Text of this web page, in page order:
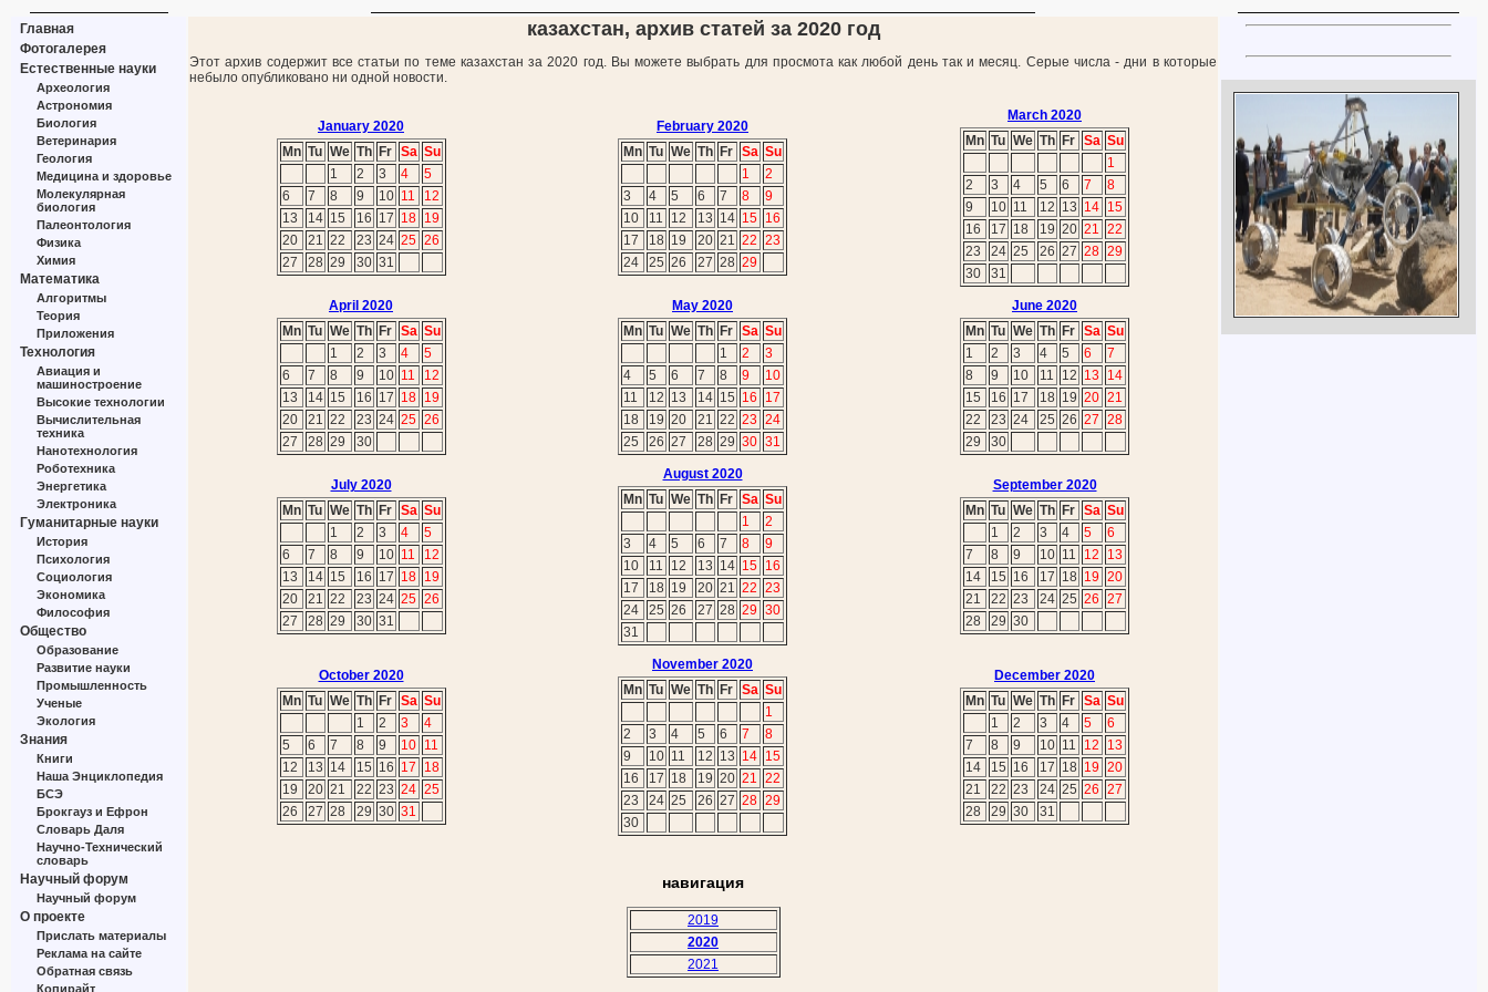
Главная
Фотогалерея
Естественные науки
Археология
Астрономия
Биология
Ветеринария
Геология
Медицина и здоровье
Молекулярная
биология
Палеонтология
Физика
Химия
Математика
Алгоритмы
Теория
Приложения
Технология
Авиация и
машиностроение
Высокие технологии
Вычислительная
техника
Нанотехнология
Роботехника
Энергетика
Электроника
Гуманитарные науки
История
Психология
Социология
Экономика
Философия
Общество
Образование
Развитие науки
Промышленность
Ученые
Экология
Знания
Книги
Наша Энциклопедия
БСЭ
Брокгауз и Ефрон
Словарь Даля
Научно-Технический
словарь
Научный форум
Научный форум
О проекте
Прислать материалы
Реклама на сайте
Обратная связь
Копирайт
казахстан, архив статей за 2020 год
Этот архив содержит все статьи по теме казахстан за 2020 год. Вы можете выбрать для просмота как любой день так и месяц. Серые числа - дни в которые
небыло опубликовано ни одной новости.
January 2020
Mn Tu We Th Fr Sa Su
1
2 3 4
5
6
7 8 9 10 11
12
13
14 15 16 17 18
19
20
21 22 23 24 25 26
27
28 29 30 31
February 2020
Mn Tu We Th Fr Sa Su
1
2
3
4 5 6 7 8
9
10
11 12 13 14 15 16
17
18 19 20 21 22 23
24
25 26 27 28 29
March 2020
Mn Tu We Th Fr Sa Su
1
2
3 4 5 6 7
8
9
10 11 12 13 14 15
16
17 18 19 20 21 22
23
24 25 26 27 28 29
30
31
April 2020
Mn Tu We Th Fr Sa Su
1
2 3 4
5
6
7 8 9 10 11
12
13
14 15 16 17 18
19
20
21 22 23 24 25 26
27
28 29 30
May 2020
Mn Tu We Th Fr Sa Su
1
2
3
4
5 6 7 8 9
10
11
12 13 14 15 16
17
18
19 20 21 22 23 24
25
26 27 28 29 30 31
June 2020
Mn Tu We Th Fr Sa Su
1
2 3 4 5 6
7
8
9 10 11 12 13
14
15
16 17 18 19 20 21
22
23 24 25 26 27 28
29
30
July 2020
Mn Tu We Th Fr Sa Su
1
2 3 4
5
6
7 8 9 10 11
12
13
14 15 16 17 18
19
20
21 22 23 24 25 26
27
28 29 30 31
August 2020
Mn Tu We Th Fr Sa Su
1
2
3
4 5 6 7 8
9
10
11 12 13 14 15 16
17
18 19 20 21 22 23
24
25 26 27 28 29 30
31
September 2020
Mn Tu We Th Fr Sa Su
1
2 3 4 5
6
7
8 9 10 11 12
13
14
15 16 17 18 19 20
21
22 23 24 25 26 27
28
29 30
October 2020
Mn Tu We Th Fr Sa Su
1
2 3
4
5
6 7 8 9 10
11
12
13 14 15 16 17
18
19
20 21 22 23 24 25
26
27 28 29 30 31
November 2020
Mn Tu We Th Fr Sa Su
1
2
3 4 5 6 7
8
9
10 11 12 13 14 15
16
17 18 19 20 21 22
23
24 25 26 27 28 29
30
December 2020
Mn Tu We Th Fr Sa Su
1
2 3 4 5
6
7
8 9 10 11 12
13
14
15 16 17 18 19 20
21
22 23 24 25 26 27
28
29 30 31
навигация
2019
2020
2021